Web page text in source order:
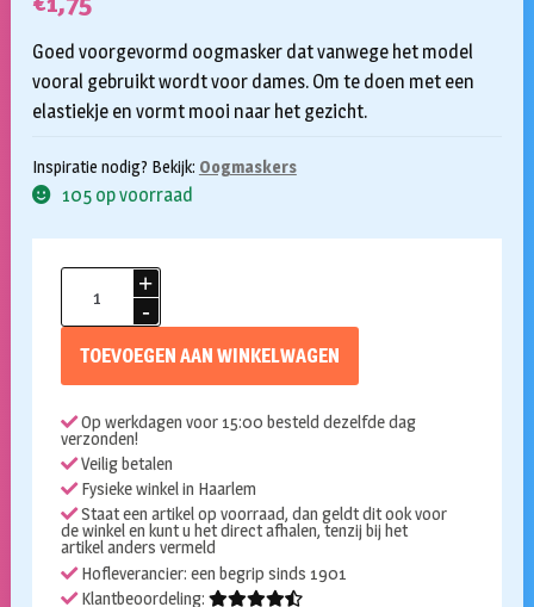
Goed voorgevormd oogmasker dat vanwege het model
vooral gebruikt wordt voor dames. Om te doen met een
elastiekje en vormt mooi naar het gezicht.
Inspiratie nodig? Bekijk: Oogmaskers
105 op voorraad
Oogmasker
Farfalla
TOEVOEGEN AAN WINKELWAGEN
Op werkdagen voor 15:00 besteld dezelfde dag
verzonden!
Veilig betalen
Fysieke winkel in Haarlem
Staat een artikel op voorraad, dan geldt dit ook voor
de winkel en kunt u het direct afhalen, tenzij bij het
artikel anders vermeld
Hofleverancier: een begrip sinds 1901
Klantbeoordeling: